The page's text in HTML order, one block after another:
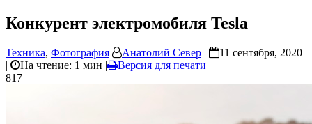
Конкурент электромобиля Tesla
Техника, Фотография Анатолий Север |
11 сентября, 2020
|
На чтение: 1 мин |
Версия для печати
817